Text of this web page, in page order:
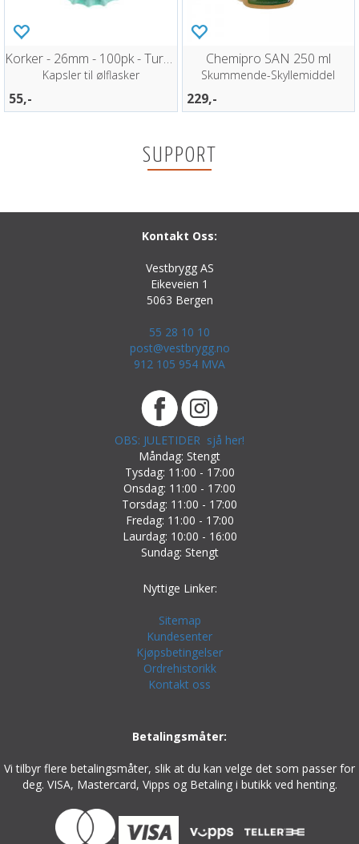
Korker - 26mm - 100pk - Turkis
Kapsler til ølflasker
55,-
Chemipro SAN 250 ml
Skummende-Skyllemiddel
229,-
SUPPORT
Kontakt Oss:
Vestbrygg AS
Eikeveien 1
5063 Bergen
55 28 10 10
post@vestbrygg.no
912 105 954 MVA
OBS: JULETIDER sjå her!
Måndag: Stengt
Tysdag: 11:00 - 17:00
Onsdag: 11:00 - 17:00
Torsdag: 11:00 - 17:00
Fredag: 11:00 - 17:00
Laurdag: 10:00 - 16:00
Sundag: Stengt
Nyttige Linker:
Sitemap
Kundesenter
Kjøpsbetingelser
Ordrehistorikk
Kontakt oss
Betalingsmåter:
Vi tilbyr flere betalingsmåter, slik at du kan velge det som passer for
deg. VISA, Mastercard, Vipps og Betaling i butikk ved henting.